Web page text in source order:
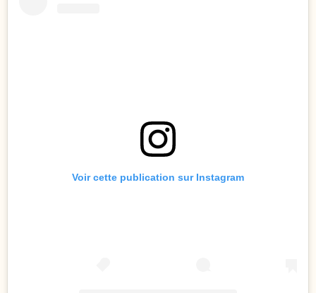
Voir cette publication sur Instagram